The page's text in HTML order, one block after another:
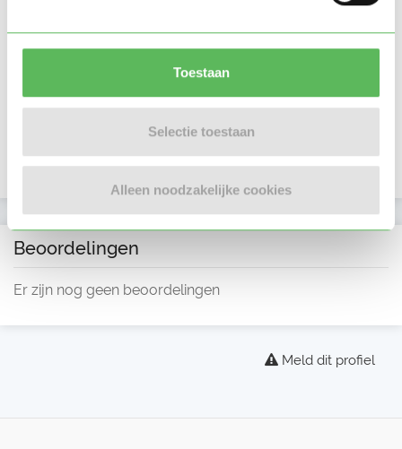
Toestaan
Selectie toestaan
Alleen noodzakelijke cookies
Beoordelingen
Er zijn nog geen beoordelingen
Meld dit profiel